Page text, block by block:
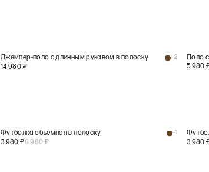
Джемпер-поло с длинным рукавом в полоску
14 980 ₽
+2
Поло
5 980
Футболка объемная в полоску
3 980 ₽6 980₽
+1
3 980